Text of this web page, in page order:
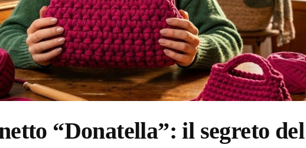
“Donatella”: il segreto del